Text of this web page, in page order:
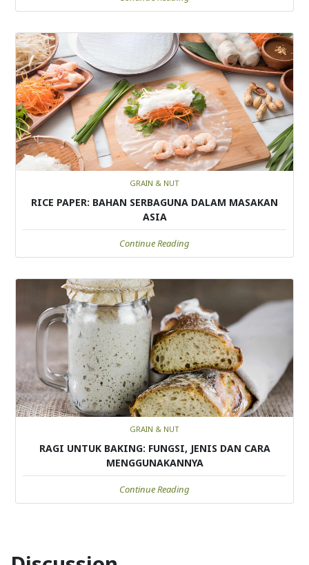
GRAIN & NUT
RICE PAPER: BAHAN SERBAGUNA DALAM MASAKAN
ASIA
Continue Reading
GRAIN & NUT
RAGI UNTUK BAKING: FUNGSI, JENIS DAN CARA
MENGGUNAKANNYA
Continue Reading